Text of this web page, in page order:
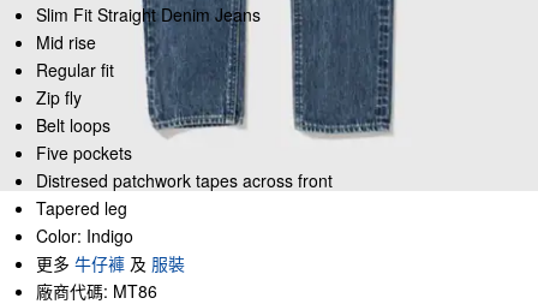
Slim Fit Straight Denim Jeans
Mid rise
Regular fit
Zip fly
Belt loops
Five pockets
Distresed patchwork tapes across front
Tapered leg
Color: Indigo
更多 牛仔褲 及 服裝
廠商代碼: MT86